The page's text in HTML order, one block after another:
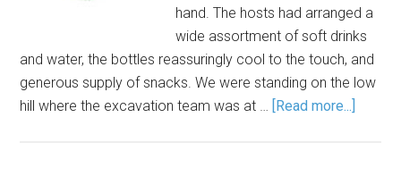
hand. The hosts had arranged a
wide assortment of soft drinks
and water, the bottles reassuringly cool to the touch, and
generous supply of snacks. We were standing on the low
hill where the excavation team was at … [Read more...]